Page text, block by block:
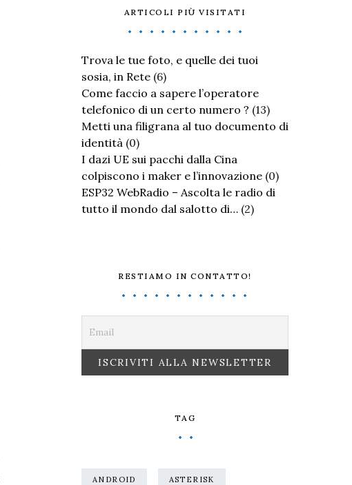
ARTICOLI PIÙ VISITATI
Trova le tue foto, e quelle dei tuoi
sosia, in Rete (6)
Come faccio a sapere l’operatore
telefonico di un certo numero ? (13)
Metti una filigrana al tuo documento di
identità (0)
I dazi UE sui pacchi dalla Cina
colpiscono i maker e l’innovazione (0)
ESP32 WebRadio – Ascolta le radio di
tutto il mondo dal salotto di… (2)
RESTIAMO IN CONTATTO!
TAG
ANDROID ASTERISK